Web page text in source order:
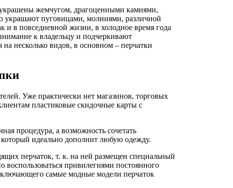
жемчугом, драгоценными камнями,
украшают пуговицами, молниями, различной
и в повседневной жизни, в холодное время года
к владельцу и подчеркивают
несколько видов, в основном – перчатки
Уже практически нет магазинов, торговых
пластиковые скидочные карты с
процедура, а возможность сочетать
идеально дополнит любую одежду.
перчаток, т. к. на ней размещен специальный
привилегиями постоянного
самые модные модели перчаток